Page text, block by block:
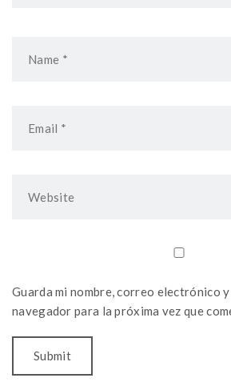
Guarda mi nombre, correo electrónico
navegador para la próxima vez que